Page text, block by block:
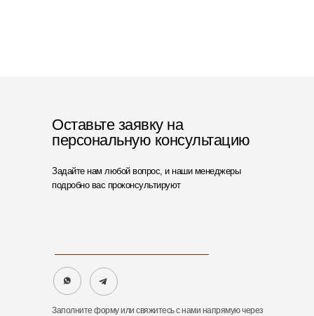
Оставьте заявку на
персональную консультацию
Задайте нам любой вопрос, и наши менеджеры
подробно вас проконсультируют
Заполните форму или свяжитесь с нами напрямую через